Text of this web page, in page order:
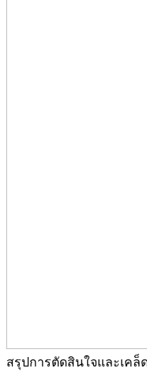
สรุปการตัดสินใจและเคล็